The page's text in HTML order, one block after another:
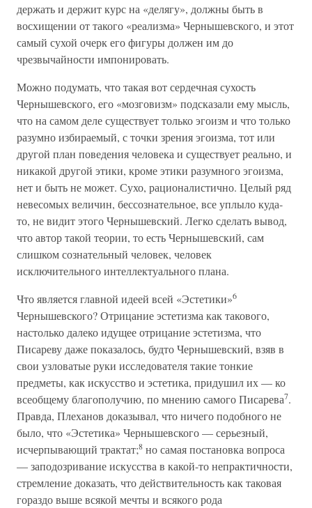
держать и держит курс на «делягу», должны быть в
восхищении от такого «реализма» Чернышевского, и этот
самый сухой очерк его фигуры должен им до
чрезвычайности импонировать.
Можно подумать, что такая вот сердечная сухость
Чернышевского, его «мозговизм» подсказали ему мысль,
что на самом деле существует только эгоизм и что только
разумно избираемый, с точки зрения эгоизма, тот или
другой план поведения человека и существует реально, и
никакой другой этики, кроме этики разумного эгоизма,
нет и быть не может. Сухо, рационалистично. Целый ряд
невесомых величин, бессознательное, все уплыло куда-
то, не видит этого Чернышевский. Легко сделать вывод,
что автор такой теории, то есть Чернышевский, сам
слишком сознательный человек, человек
исключительного интеллектуального плана.
Что является главной идеей всей «Эстетики»6
Чернышевского? Отрицание эстетизма как такового,
настолько далеко идущее отрицание эстетизма, что
Писареву даже показалось, будто Чернышевский, взяв в
свои узловатые руки исследователя такие тонкие
предметы, как искусство и эстетика, придушил их — ко
всеобщему благополучию, по мнению самого Писарева7.
Правда, Плеханов доказывал, что ничего подобного не
было, что «Эстетика» Чернышевского — серьезный,
исчерпывающий трактат;8 но самая постановка вопроса
— заподозривание искусства в какой-то непрактичности,
стремление доказать, что действительность как таковая
гораздо выше всякой мечты и всякого рода